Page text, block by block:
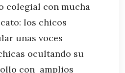
colegial con mucha
los chicos
unas voces
ocultando su
con amplios